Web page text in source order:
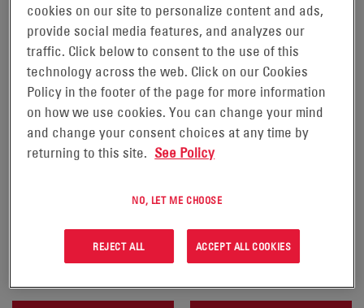
SITEFLEX® LCC
VOIR LE PRODUIT
SITEFLEX® IPB
VOIR LE PRODUIT
cookies on our site to personalize content and ads,
provide social media features, and analyzes our
traffic. Click below to consent to the use of this
technology across the web. Click on our Cookies
Policy in the footer of the page for more information
on how we use cookies. You can change your mind
and change your consent choices at any time by
returning to this site. See Policy
NO, LET ME CHOOSE
REJECT ALL ACCEPT ALL COOKIES